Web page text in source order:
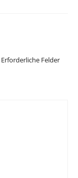
Erforderliche Felder